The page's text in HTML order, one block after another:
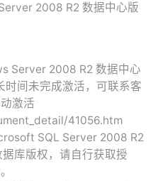
2008 R2 数据中心版
Server 2008 R2 数据中心
时间未完成激活，可联系客
激活
41056.htm
SQL Server 2008 R2
库版权，请自行获取授